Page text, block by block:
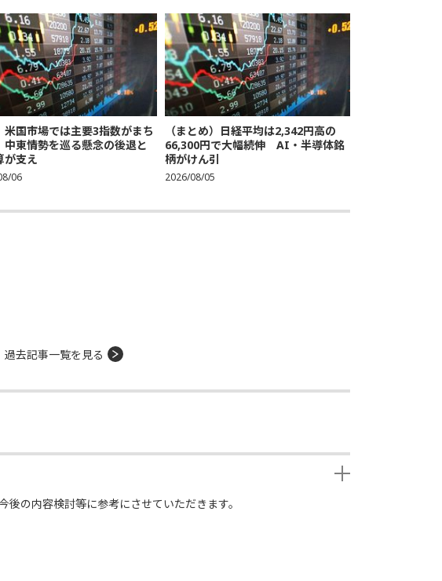
米国市場では主要3指数がまち
東情勢を巡る懸念の後退と
が支え
06
（まとめ）日経平均は2,342円高の
66,300円で大幅続伸 AI・半導体銘
柄がけん引
2026/08/05
過去記事一覧を見る
の内容検討等に参考にさせていただきます。